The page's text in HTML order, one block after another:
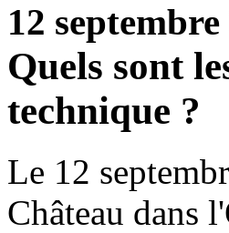
12 septembre
Quels sont
technique ?
Le 12
Château dans